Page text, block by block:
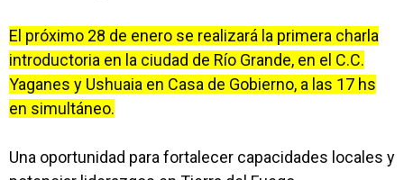
El próximo 28 de enero se realizará la primera charla
introductoria en la ciudad de Río Grande, en el C.C.
Yaganes y Ushuaia en Casa de Gobierno, a las 17 hs
en simultáneo.
Una oportunidad para fortalecer capacidades locales y